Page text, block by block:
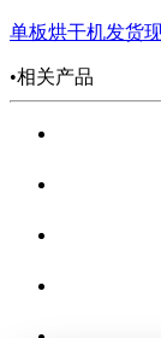
单板烘干机发货
•相关产品